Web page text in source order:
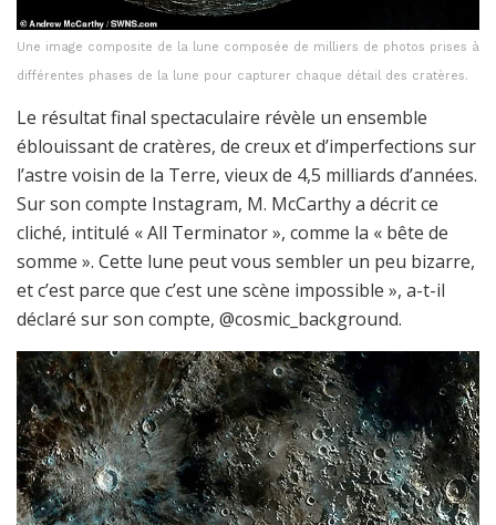
Une image composite de la lune composée de milliers de photos prises à
différentes phases de la lune pour capturer chaque détail des cratères.
Le résultat final spectaculaire révèle un ensemble
éblouissant de cratères, de creux et d’imperfections sur
l’astre voisin de la Terre, vieux de 4,5 milliards d’années.
Sur son compte Instagram, M. McCarthy a décrit ce
cliché, intitulé « All Terminator », comme la « bête de
somme ». Cette lune peut vous sembler un peu bizarre,
et c’est parce que c’est une scène impossible », a-t-il
déclaré sur son compte, @cosmic_background.